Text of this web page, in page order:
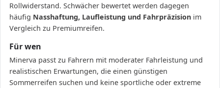
Rollwiderstand. Schwächer bewertet werden dagegen
häufig Nasshaftung, Laufleistung und Fahrpräzision im
Vergleich zu Premiumreifen.
Für wen
Minerva passt zu Fahrern mit moderater Fahrleistung und
realistischen Erwartungen, die einen günstigen
Sommerreifen suchen und keine sportliche oder extreme